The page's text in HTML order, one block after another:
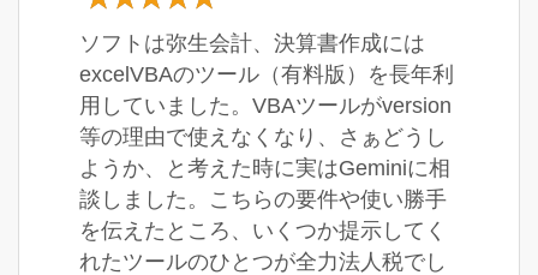
ソフトは弥生会計、決算書作成には
excelVBAのツール（有料版）を長年利
用していました。VBAツールがversion
等の理由で使えなくなり、さぁどうし
ようか、と考えた時に実はGeminiに相
談しました。こちらの要件や使い勝手
を伝えたところ、いくつか提示してく
れたツールのひとつが全力法人税でし